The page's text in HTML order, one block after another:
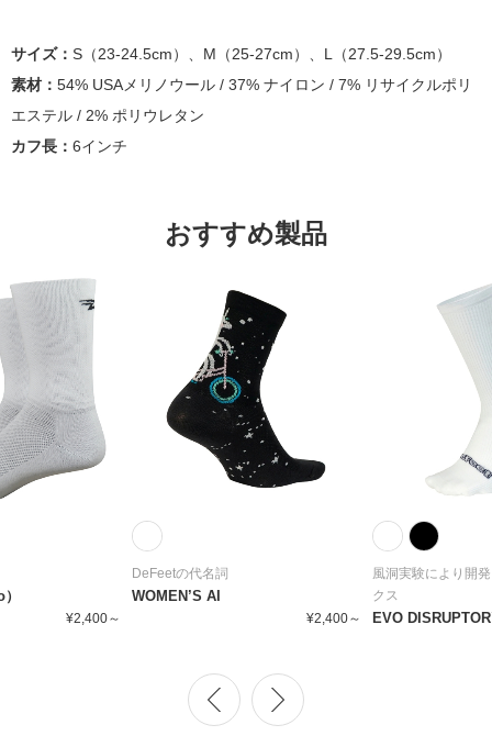
サイズ： S（23-24.5cm）、M（25-27cm）、 L（27.5-29.5cm）
素材： 54% USAメリノウール / 37% ナイロン / 7% リサイクルポリ
エステル / 2% ポリウレタン
カフ長： 6インチ
おすすめ製品
¥2,400～
DeFeetの代名詞
WOMEN’S AI
¥2,400～
風洞実験により開
クス
EVO